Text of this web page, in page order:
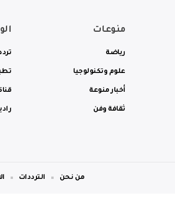
منوعات
رياضة
علوم وتكنولوجيا
أخبار منوعة
ثقافة وفن
من نحن الترددات